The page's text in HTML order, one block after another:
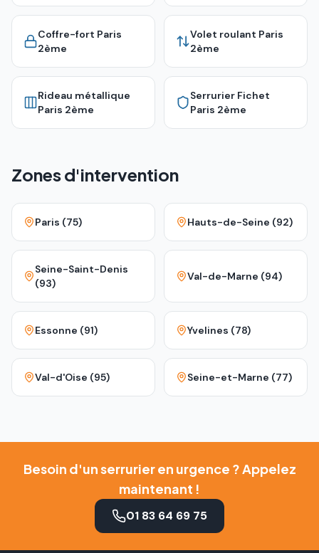
Coffre-fort Paris
2ème
Volet roulant Paris
2ème
Rideau métallique
Paris 2ème
Serrurier Fichet
Paris 2ème
Zones d'intervention
Paris (75) Hauts-de-Seine (92)
Seine-Saint-Denis
(93)
Val-de-Marne (94)
Essonne (91) Yvelines (78)
Val-d'Oise (95) Seine-et-Marne (77)
Besoin d'un serrurier en urgence ? Appelez
maintenant !
01 83 64 69 75